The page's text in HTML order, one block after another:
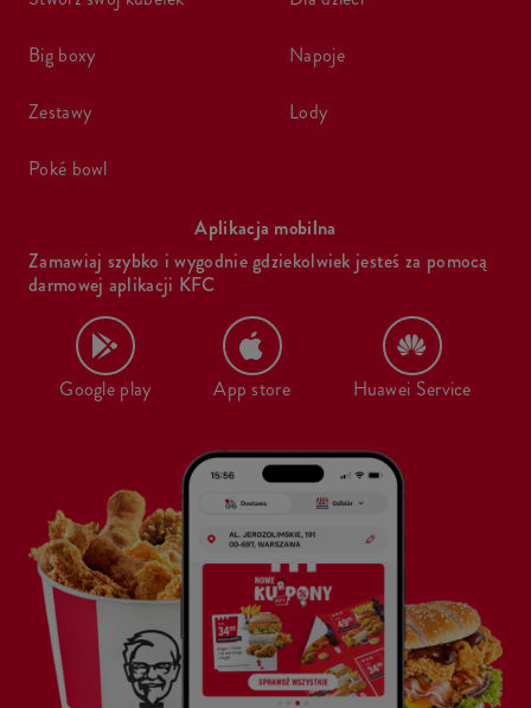
big boxy
zestawy
poké bowl
napoje
lody
Aplikacja mobilna
Zamawiaj szybko i wygodnie gdziekolwiek jesteś za pomocą
darmowej aplikacji KFC
Google play App store Huawei Service